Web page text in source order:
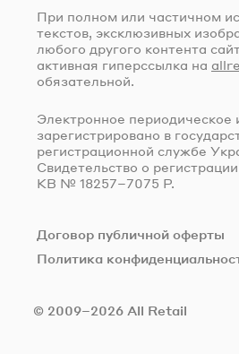
При полном или частичном
текстов, эксклюзивных
любого другого контента
активная гиперссылка на
обязательной.
Электронное периодическое
зарегистрировано в
регистрационной службе
Свидетельство о
КВ № 18257–7075 Р.
Договор публичной оферты
Политика
© 2009–2026 All Retail